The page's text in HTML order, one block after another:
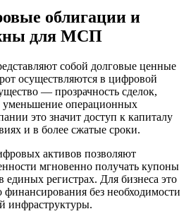
облигации и
для МСП
собой долговые ценные
осуществляются в цифровой
— прозрачность сделок,
уменьшение операционных
это значит доступ к капиталу
и в более сжатые сроки.
активов позволяют
мгновенно получать купоны
единых регистрах. Для бизнеса это
финансирования без необходимости
инфраструктуры.